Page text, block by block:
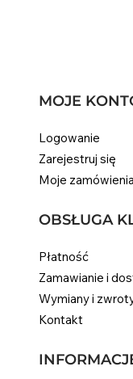
MOJE
Logowanie
Zarejestruj się
Moje zamówienia
OBSŁUGA
Płatność
Zamawianie i
Wymiany i
Kontakt